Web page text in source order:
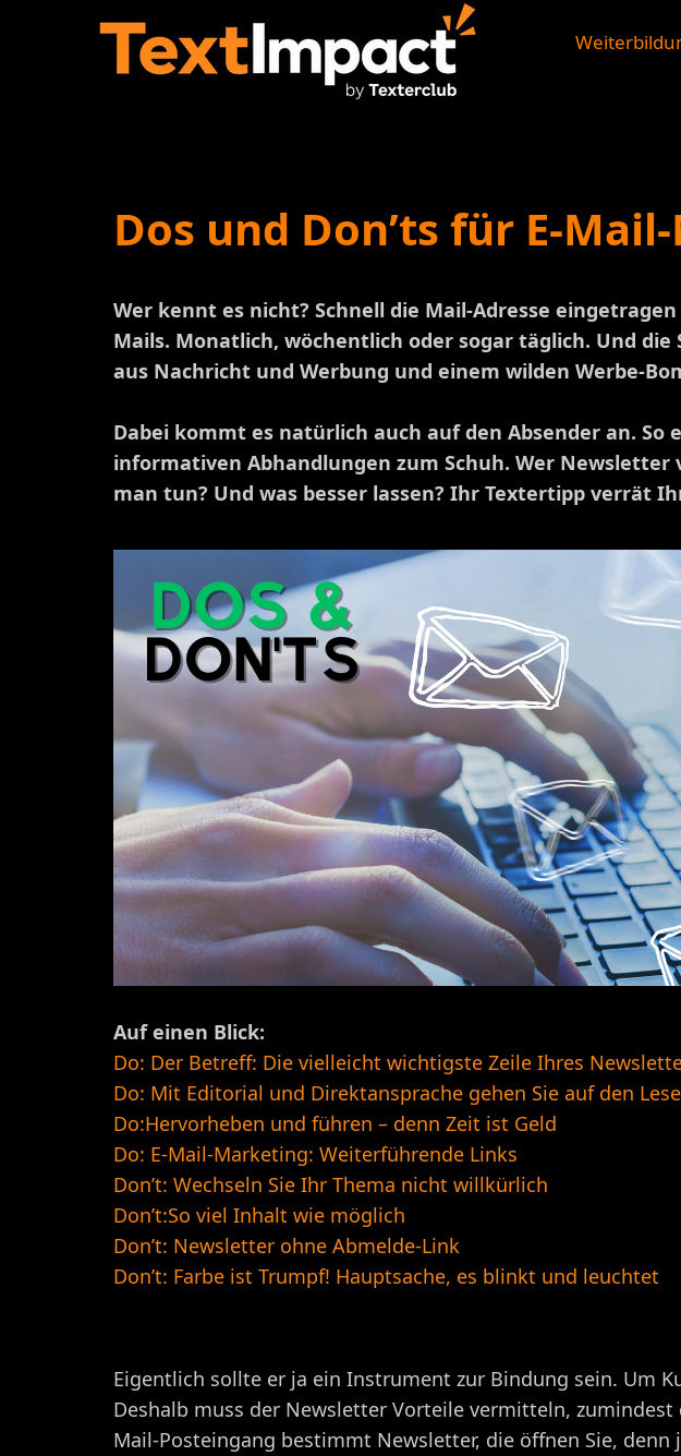
Dos und Don’ts für E-
Wer kennt es nicht? Schnell die Mail-Adresse
Mails. Monatlich, wöchentlich oder sogar täglich. Und
aus Nachricht und Werbung und einem wilden Werbe-
Dabei kommt es natürlich auch auf den Absender an.
informativen Abhandlungen zum Schuh. Wer
man tun? Und was besser lassen? Ihr Textertipp verrät
Auf einen Blick:
Do: Der Betreff: Die vielleicht wichtigste Zeile Ihres
Do: Mit Editorial und Direktansprache gehen Sie auf den
Do:Hervorheben und führen – denn Zeit ist Geld
Do: E-Mail-Marketing: Weiterführende Links
Don’t: Wechseln Sie Ihr Thema nicht willkürlich
Don’t:So viel Inhalt wie möglich
Don’t: Newsletter ohne Abmelde-Link
Don’t: Farbe ist Trumpf! Hauptsache, es blinkt und leuchtet
Eigentlich sollte er ja ein Instrument zur Bindung sein. Um
Deshalb muss der Newsletter Vorteile vermitteln, zumindest
Mail-Posteingang bestimmt Newsletter, die öffnen Sie,